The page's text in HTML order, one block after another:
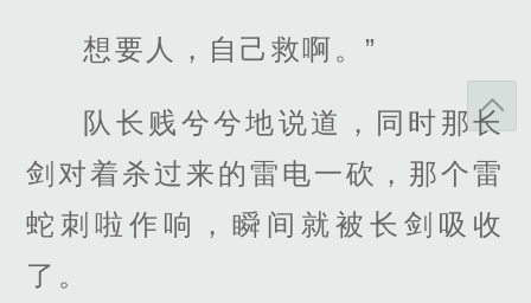
想要人，自己救啊。”
队长贱兮兮地说道，同时那长
剑对着杀过来的雷电一砍，那个雷
蛇刺啦作响，瞬间就被长剑吸收
了。